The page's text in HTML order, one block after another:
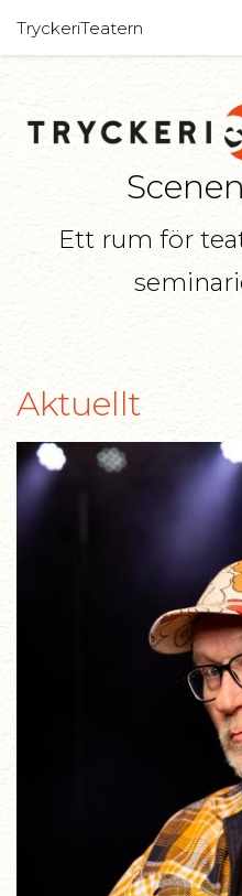
TryckeriTeatern
Ett rum för
Aktuellt